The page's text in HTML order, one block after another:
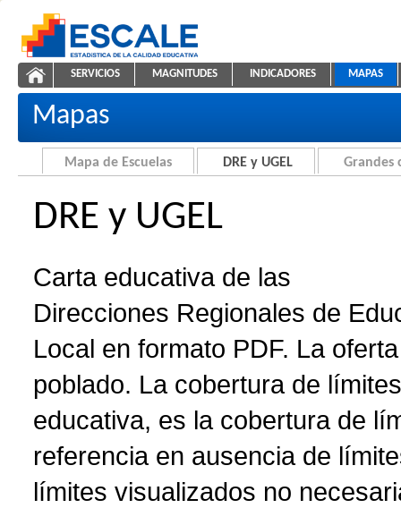
ESCALE - Unidad de Estadística Educativa
Carta educativa de DRE y UGEL
NAVEGACIÓN
SERVICIOS MAGNITUDES INDICADORES MAPAS
Mapas
Mapa de Escuelas DRE y UGEL Grandes
DRE y UGEL
Carta educativa de las
Direcciones Regionales de
Local en formato PDF. La
poblado. La cobertura de
educativa, es la cobertura de
referencia en ausencia de
límites visualizados no